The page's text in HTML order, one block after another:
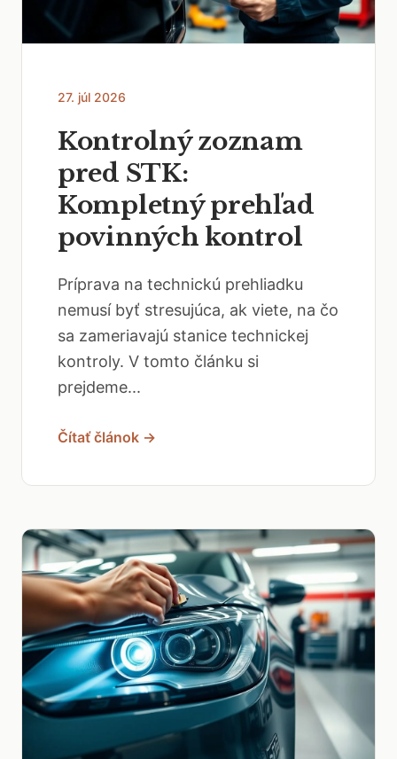
27. júl 2026
Kontrolný zoznam
pred STK:
Kompletný prehľad
povinných kontrol
Príprava na technickú prehliadku
nemusí byť stresujúca, ak viete, na čo
sa zameriavajú stanice technickej
kontroly. V tomto článku si
prejdeme...
Čítať článok →